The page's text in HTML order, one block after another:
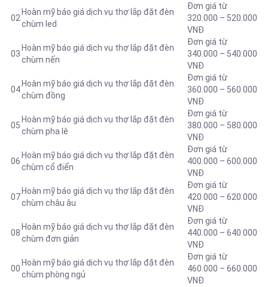
02
Hoàn mỹ báo giá dịch vụ thợ lắp đặt đèn
chùm led
Đơn giá từ
320.000 – 520.000
VNĐ
03
Hoàn mỹ báo giá dịch vụ thợ lắp đặt đèn
chùm nến
Đơn giá từ
340.000 – 540.000
VNĐ
04
Hoàn mỹ báo giá dịch vụ thợ lắp đặt đèn
chùm đồng
Đơn giá từ
360.000 – 560.000
VNĐ
05
Hoàn mỹ báo giá dịch vụ thợ lắp đặt đèn
chùm pha lê
Đơn giá từ
380.000 – 580.000
VNĐ
06
Hoàn mỹ báo giá dịch vụ thợ lắp đặt đèn
chùm cổ điển
Đơn giá từ
400.000 – 600.000
VNĐ
07
Hoàn mỹ báo giá dịch vụ thợ lắp đặt đèn
chùm châu âu
Đơn giá từ
420.000 – 620.000
VNĐ
08
Hoàn mỹ báo giá dịch vụ thợ lắp đặt đèn
chùm đơn giản
Đơn giá từ
440.000 – 640.000
VNĐ
00
Hoàn mỹ báo giá dịch vụ thợ lắp đặt đèn
chùm phòng ngủ
Đơn giá từ
460.000 – 660.000
VNĐ